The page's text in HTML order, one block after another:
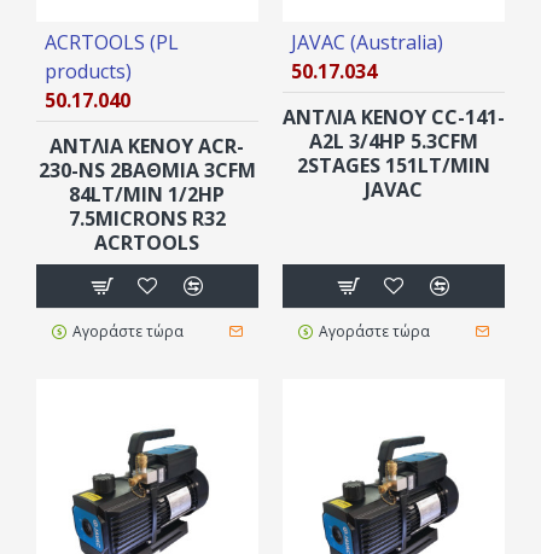
ACRTOOLS (PL
products)
50.17.040
ΑΝΤΛΙΑ ΚΕΝΟΥ ACR-
230-NS 2ΒΑΘΜΙΑ 3CFM
84LT/MIN 1/2HP
7.5MICRONS R32
ACRTOOLS
Αγοράστε τώρα
JAVAC (Australia)
50.17.034
ΑΝΤΛΙΑ ΚΕΝΟΥ CC-141-
A2L 3/4HP 5.3CFM
2STAGES 151LT/MIN
JAVAC
Αγοράστε τώρα